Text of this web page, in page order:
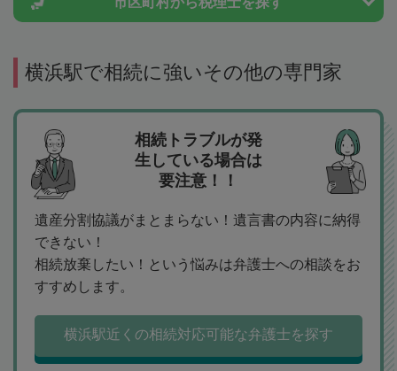
横浜駅で相続に強いその他の専門家
相続トラブルが発
生している場合は
要注意！！
遺産分割協議がまとまらない！遺言書の内容に納得
できない！
相続放棄したい！という悩みは弁護士への相談をお
すすめします。
横浜駅近くの相続対応可能な弁護士を探す